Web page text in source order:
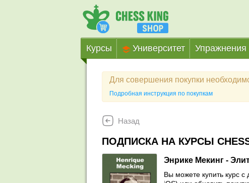
Курсы Университет Упражнения
Для совершения покупки
Подробная инструкция по покупкам
Назад
ПОДПИСКА НА КУРСЫ
Энрике Мекинг -
Вы можете купить курс